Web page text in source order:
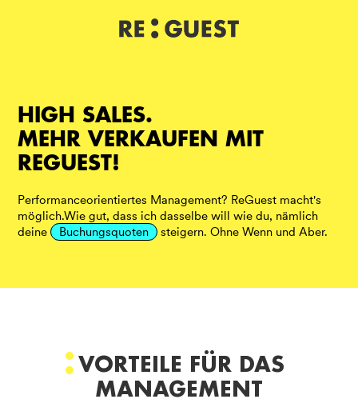
HIGH SALES.
MEHR VERKAUFEN MIT
REGUEST!
Performanceorientiertes Management? ReGuest macht's
möglich.Wie gut, dass ich dasselbe will wie du, nämlich
deine
Buchungsquoten steigern. Ohne Wenn und Aber.
VORTEILE FÜR DAS
MANAGEMENT